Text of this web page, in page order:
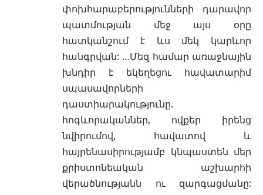
փոխհարաբերությունների դարավոր
պատմության մեջ այս օրը
հատկանշում է ևս մեկ կարևոր
հանգրվան: …Մեզ համար առաջնային
խնդիր է եկեղեցու հավատարիմ
սպասավորների
դաստիարակությունը.
հոգևորականներ, ովքեր իրենց
նվիրումով, հավատով և
հայրենասիրությամբ կնպաստեն մեր
քրիստոնեական աշխարհի
վերածնությանն ու զարգացմանը: